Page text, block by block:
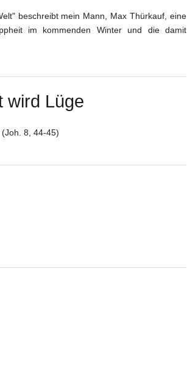
beschreibt mein Mann, Max Thürkauf, eine
im kommenden Winter und die damit
wird Lüge
(Joh. 8, 44-45)